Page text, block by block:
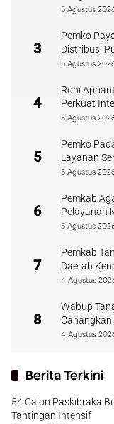
5 Agustus
3
Pemko
Distribusi
5 Agustus
4
Roni
Perkuat
5 Agustus
5
Pemko
Layanan
5 Agustus
6
Pemkab
Pelayanan
5 Agustus
7
Pemkab
Daerah
4 Agustus
8
Wabup
Canangkan
4 Agustus
Berita Terkini
54 Calon Paskibraka
Tantingan Intensif